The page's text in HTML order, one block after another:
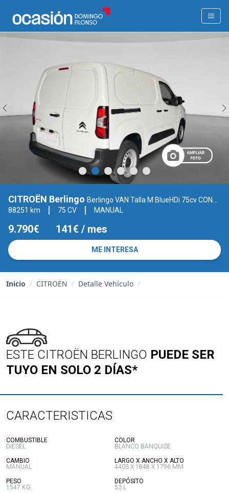
CITROËN Berlingo Berlingo VAN Talla M BlueHDi 75cv CONTROL (AM10)
88251 km
75 CV MANUAL
9.790€ 141€ / mes
ME INTERESA
Inicio / CITROËN / Detalle Vehículo /
ESTE CITROËN BERLINGO PUEDE SER
TUYO EN SOLO 2 DÍAS*
CARACTERISTICAS
COMBUSTIBLE:
DIESEL
COLOR
BLANCO BANQUISE
CAMBIO
MANUAL
LARGO X ANCHO X ALTO
4403 X 1848 X 1796 MM
PESO
1547 KG.
DEPÓSITO
53 L